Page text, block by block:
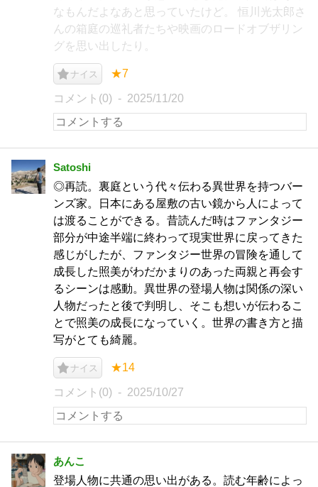
なもんだよなあと思っていたけど。 恒川光太郎さ
んの箱庭の巡礼者たちや映画のロードオブザリン
グを思い出したり。
ナイス ★7
コメント(0) 2025/11/20
Satoshi
◎再読。裏庭という代々伝わる異世界を持つバー
ンズ家。日本にある屋敷の古い鏡から人によって
は渡ることができる。昔読んだ時はファンタジー
部分が中途半端に終わって現実世界に戻ってきた
感じがしたが、ファンタジー世界の冒険を通して
成長した照美がわだかまりのあった両親と再会す
るシーンは感動。異世界の登場人物は関係の深い
人物だったと後で判明し、そこも想いが伝わるこ
とで照美の成長になっていく。世界の書き方と描
写がとても綺麗。
ナイス ★14
コメント(0) 2025/10/27
あんこ
登場人物に共通の思い出がある。読む年齢によっ